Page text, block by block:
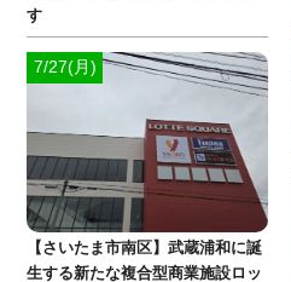
す
7/27(月)
【さいたま市南区】武蔵浦和に誕
生する新たな複合型商業施設ロッ